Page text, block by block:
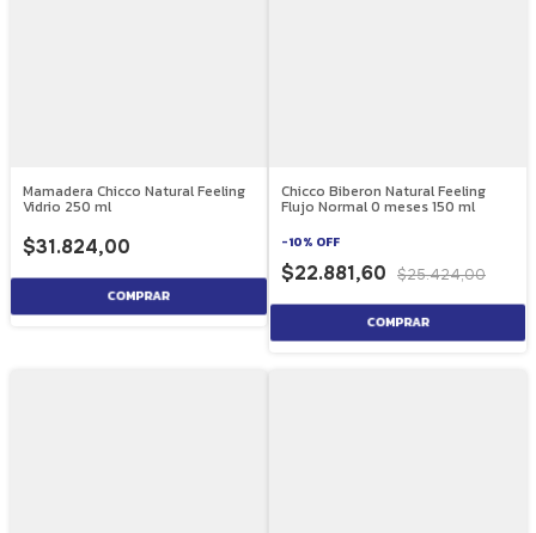
Mamadera Chicco Natural Feeling
Vidrio 250 ml
$31.824,00
Chicco Biberon Natural Feeling
Flujo Normal 0 meses 150 ml
-10% OFF
$22.881,60 $25.424,00